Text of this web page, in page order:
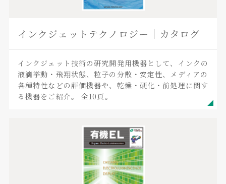
インクジェットテクノロジー｜カタログ
インクジェット技術の研究開発用機器として、インクの
液滴挙動・飛翔状態、粒子の分散・安定性、メディアの
各種特性などの評価機器や、乾燥・硬化・前処理に関す
る機器をご紹介。 全10頁。